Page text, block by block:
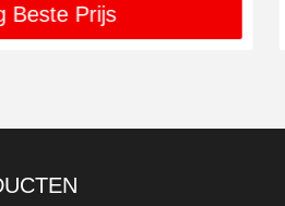
Beste Prijs